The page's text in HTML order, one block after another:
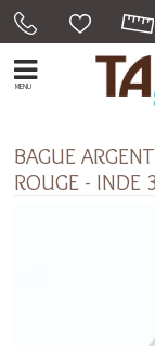
MENU
BAGUE
ROUGE - INDE